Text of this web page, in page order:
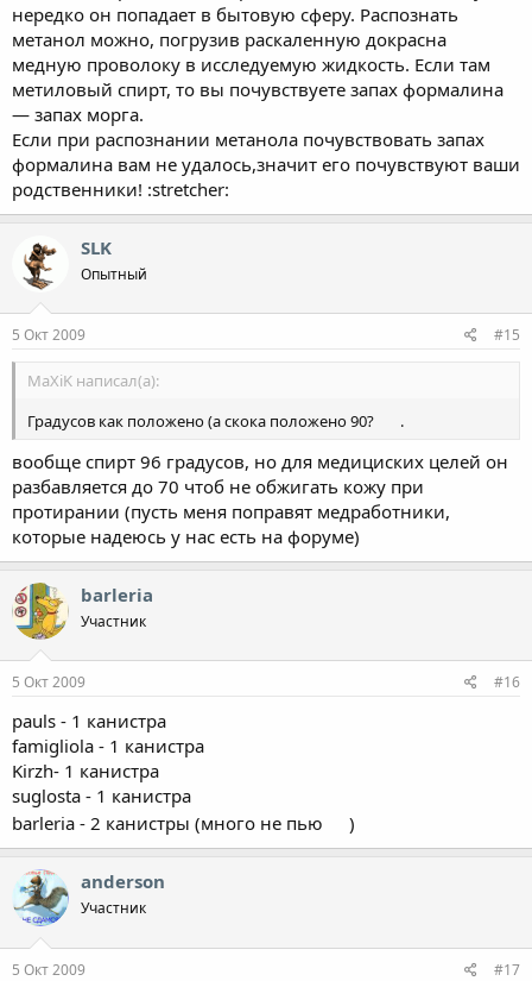
нередко он попадает в бытовую сферу. Распознать
метанол можно, погрузив раскаленную докрасна
медную проволоку в ис­следуемую жидкость. Если там
метиловый спирт, то вы почувст­вуете запах формалина
— запах морга.
Если при распознании метанола почувствовать запах
формалина вам не удалось,значит его почувствуют ваши
родственники! :stretcher:
SLK
Опытный
5 Окт 2009 #15
MaXiK написал(а):
Градусов как положено (а скока положено 90?
.
вообще спирт 96 градусов, но для медициских целей он
разбавляется до 70 чтоб не обжигать кожу при
протирании (пусть меня поправят медработники,
которые надеюсь у нас есть на форуме)
barleria
Участник
5 Окт 2009 #16
pauls - 1 канистра
famigliola - 1 канистра
Kirzh- 1 канистра
suglosta - 1 канистра
barleria - 2 канистры (много не пью
)
anderson
Участник
5 Окт 2009 #17